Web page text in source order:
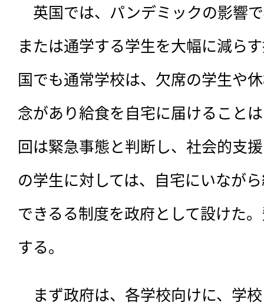
英国では、パンデミックの影響
または通学する学生を大幅に減ら
国でも通常学校は、欠席の学生や
念があり給食を自宅に届けること
回は緊急事態と判断し、社会的支
の学生に対しては、自宅にいなが
できるる制度を政府として設けた
する。
まず政府は、各学校向けに、学